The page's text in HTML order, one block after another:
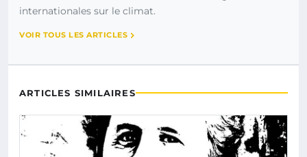
internationales sur le climat.
VOIR TOUS LES ARTICLES
ARTICLES SIMILAIRES